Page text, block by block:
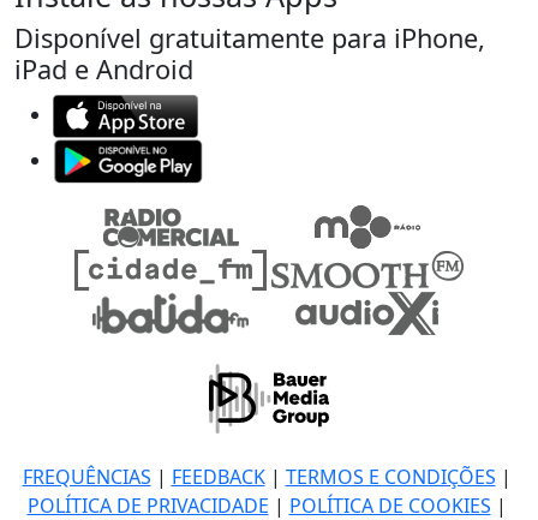
Disponível gratuitamente para iPhone,
iPad e Android
FREQUÊNCIAS | FEEDBACK| TERMOS E CONDIÇÕES |
POLÍTICA DE PRIVACIDADE | POLÍTICA DE COOKIES |